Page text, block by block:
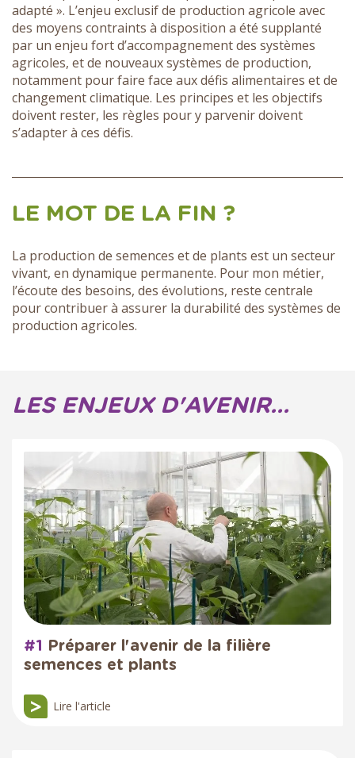
adapté ». L’enjeu exclusif de production agricole avec
des moyens contraints à disposition a été supplanté
par un enjeu fort d’accompagnement des systèmes
agricoles, et de nouveaux systèmes de production,
notamment pour faire face aux défis alimentaires et de
changement climatique. Les principes et les objectifs
doivent rester, les règles pour y parvenir doivent
s’adapter à ces défis.
LE MOT DE LA FIN ?
La production de semences et de plants est un secteur
vivant, en dynamique permanente. Pour mon métier,
l’écoute des besoins, des évolutions, reste centrale
pour contribuer à assurer la durabilité des systèmes de
production agricoles.
LES ENJEUX D'AVENIR...
#1 Préparer l'avenir de la filière
semences et plants
Lire l'article